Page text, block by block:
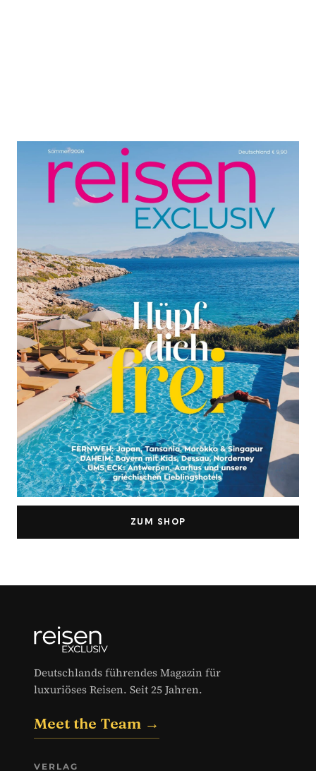
ZUM SHOP
Deutschlands führendes Magazin für
luxuriöses Reisen. Seit 25 Jahren.
Meet the Team →
VERLAG